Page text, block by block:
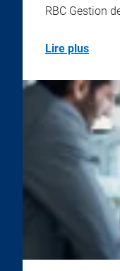
RBC Gestion
Lire plus